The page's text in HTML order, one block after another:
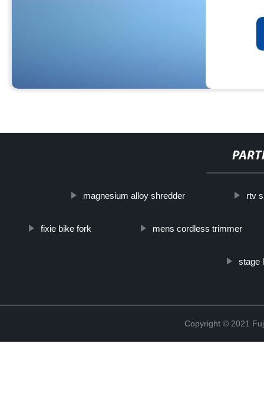
magnesium alloy shredder rtv
fixie bike fork mens cordless trimmer
stage
Copyright © 2021